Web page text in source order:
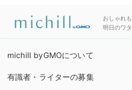
おしゃれ
明日のワ
michill byGMOについて
有識者・ライターの募集